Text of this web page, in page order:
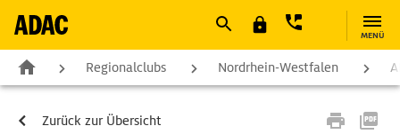
MENÜ
Regionalclubs Nordrhein-Westfalen
Zurück zur Übersicht